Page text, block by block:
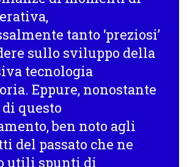
tanto ‘preziosi’
sullo sviluppo della
tecnologia
Eppure, nonostante
questo
ben noto agli
del passato che ne
utili spunti di